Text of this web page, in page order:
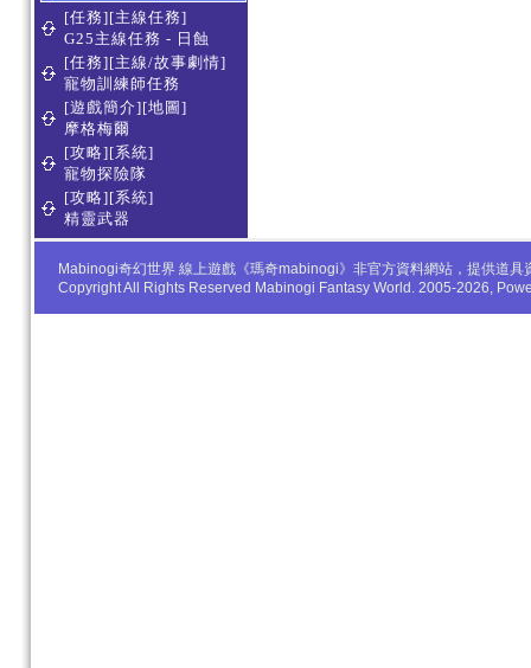
[任務][主線任務]
G25主線任務 - 日蝕
[任務][主線/故事劇情]
寵物訓練師任務
[遊戲簡介][地圖]
摩格梅爾
[攻略][系統]
寵物探險隊
[攻略][系統]
精靈武器
Mabinogi奇幻世界 線上遊戲《瑪奇mabinogi》非官方資料網站，提供道
Copyright All Rights Reserved Mabinogi Fantasy World. 2005-2026,